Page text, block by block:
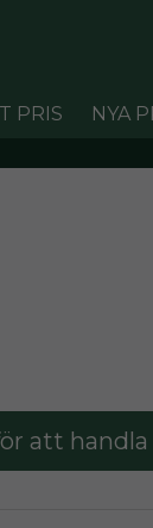
PRIS
NYA
att handla